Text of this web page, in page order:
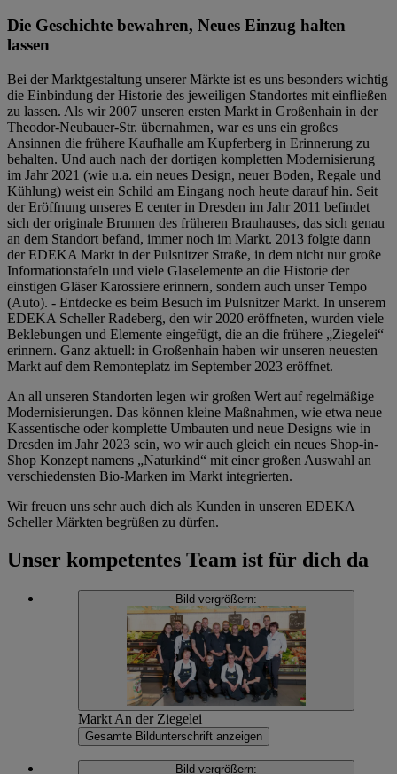
Die Geschichte bewahren, Neues Einzug halten
lassen
Bei der Marktgestaltung unserer Märkte ist es uns besonders wichtig
die Einbindung der Historie des jeweiligen Standortes mit einfließen
zu lassen. Als wir 2007 unseren ersten Markt in Großenhain in der
Theodor-Neubauer-Str. übernahmen, war es uns ein großes
Ansinnen die frühere Kaufhalle am Kupferberg in Erinnerung zu
behalten. Und auch nach der dortigen kompletten Modernisierung
im Jahr 2021 (wie u.a. ein neues Design, neuer Boden, Regale und
Kühlung) weist ein Schild am Eingang noch heute darauf hin. Seit
der Eröffnung unseres E center in Dresden im Jahr 2011 befindet
sich der originale Brunnen des früheren Brauhauses, das sich genau
an dem Standort befand, immer noch im Markt. 2013 folgte dann
der EDEKA Markt in der Pulsnitzer Straße, in dem nicht nur große
Informationstafeln und viele Glaselemente an die Historie der
einstigen Gläser Karossiere erinnern, sondern auch unser Tempo
(Auto). - Entdecke es beim Besuch im Pulsnitzer Markt. In unserem
EDEKA Scheller Radeberg, den wir 2020 eröffneten, wurden viele
Beklebungen und Elemente eingefügt, die an die frühere „Ziegelei“
erinnern. Ganz aktuell: in Großenhain haben wir unseren neuesten
Markt auf dem Remonteplatz im September 2023 eröffnet.
An all unseren Standorten legen wir großen Wert auf regelmäßige
Modernisierungen. Das können kleine Maßnahmen, wie etwa neue
Kassentische oder komplette Umbauten und neue Designs wie in
Dresden im Jahr 2023 sein, wo wir auch gleich ein neues Shop-in-
Shop Konzept namens „Naturkind“ mit einer großen Auswahl an
verschiedensten Bio-Marken im Markt integrierten.
Wir freuen uns sehr auch dich als Kunden in unseren EDEKA
Scheller Märkten begrüßen zu dürfen.
Unser kompetentes Team ist für dich da
Bild vergrößern:
Markt An der Ziegelei
Gesamte Bildunterschrift anzeigen
Bild vergrößern: